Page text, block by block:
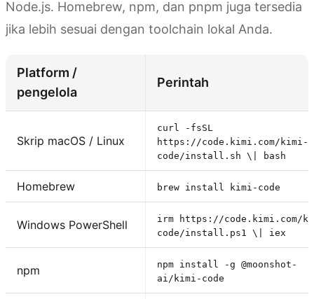
Node.js. Homebrew, npm, dan pnpm juga tersedia
jika lebih sesuai dengan toolchain lokal Anda.
Platform /
pengelola
Perintah
Skrip macOS / Linux
curl -fsSL
https://code.kimi.com/kimi-
code/install.sh \| bash
Homebrew brew install kimi-code
Windows PowerShell
irm https://code.kimi.com/
code/install.ps1 \| iex
npm
npm install -g @moonshot-
ai/kimi-code